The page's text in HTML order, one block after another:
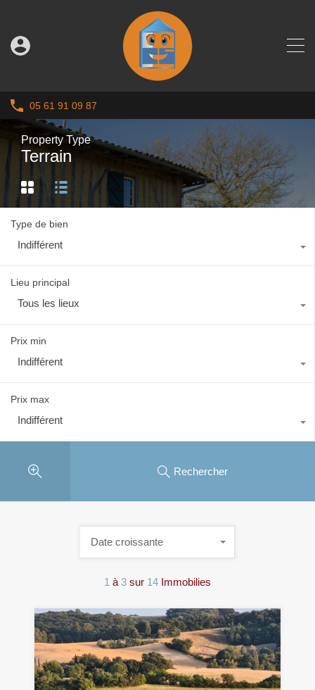
05 61 91 09 87
Property Type
Terrain
Type de bien
Indifférent
Lieu principal
Tous les lieux
Prix min
Indifférent
Prix max
Indifférent
Rechercher
1 à 3 sur 14 Immobilies
Date croissante